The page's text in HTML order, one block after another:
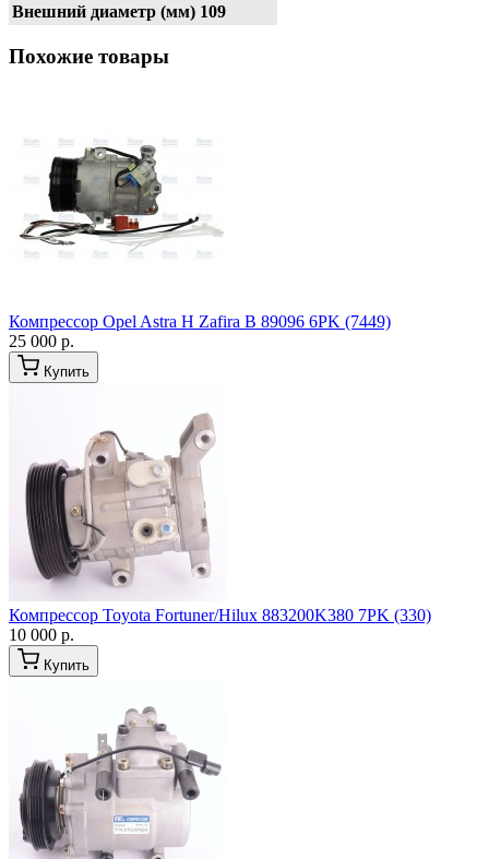
Внешний диаметр (мм) 109
Похожие товары
Компрессор Opel Astra H Zafira B 89096 6PK (7449)
25 000 р.
Купить
Компрессор Toyota Fortuner/Hilux 883200K380 7PK (330)
10 000 р.
Купить